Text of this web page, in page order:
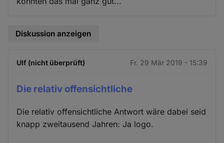
Diskussion anzeigen
Ulf (nicht überprüft) Fr. 29 Mär 2019 - 15:39
Die relativ offensichtliche
Die relativ offensichtliche Antwort wäre dabei seid
knapp zweitausend Jahren: Ja logo.